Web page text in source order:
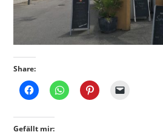
Share:
Gefällt mir: